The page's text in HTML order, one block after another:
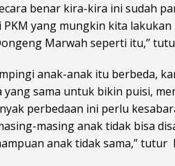
benar kira-kira ini sudah
yang mungkin kita
Marwah seperti itu,’’
anak-anak itu berbeda,
yang sama untuk bikin puisi,
perbedaan ini perlu
masing anak tidak bisa
anak tidak sama,” tutur